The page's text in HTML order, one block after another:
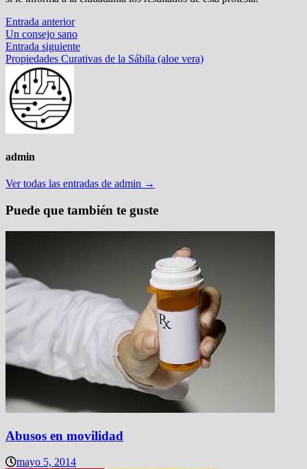
Navegación
de
entradas
Entrada anteriorEntrada
anterior:
Un consejo sano
Entrada siguienteEntrada
siguiente:
Propiedades Curativas de la Sábila (aloe vera)
admin
Ver todas las entradas de admin →
Puede que también te guste
Abusos en movilidad
mayo 5, 2014